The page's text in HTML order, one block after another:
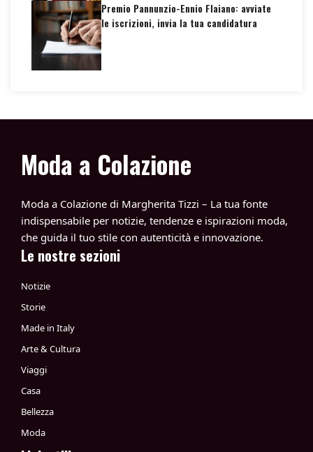
Premio Pannunzio-Ennio Flaiano: avviate
le iscrizioni, invia la tua candidatura
Moda a Colazione
Moda a Colazione di Margherita Tizzi – La tua fonte
indispensabile per notizie, tendenze e ispirazioni moda,
che guida il tuo stile con autenticità e innovazione.
Le nostre sezioni
Notizie
Storie
Made in Italy
Arte & Cultura
Viaggi
Casa
Bellezza
Moda